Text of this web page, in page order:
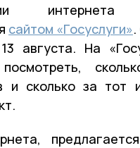
интернета
сайтом «Госуслуги»
августа. На
и сколько за тот